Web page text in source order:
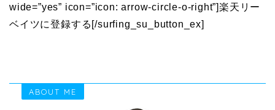
wide=”yes” icon=”icon: arrow-circle-o-right”]楽天リー
ベイツに登録する[/surfing_su_button_ex]
ABOUT ME